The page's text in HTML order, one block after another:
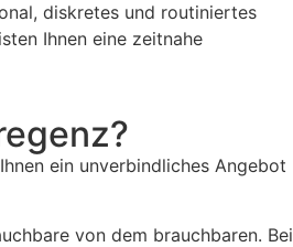
diskretes und routiniertes
Ihnen eine zeitnahe
ein unverbindliches Angebot
von dem brauchbaren. Bei